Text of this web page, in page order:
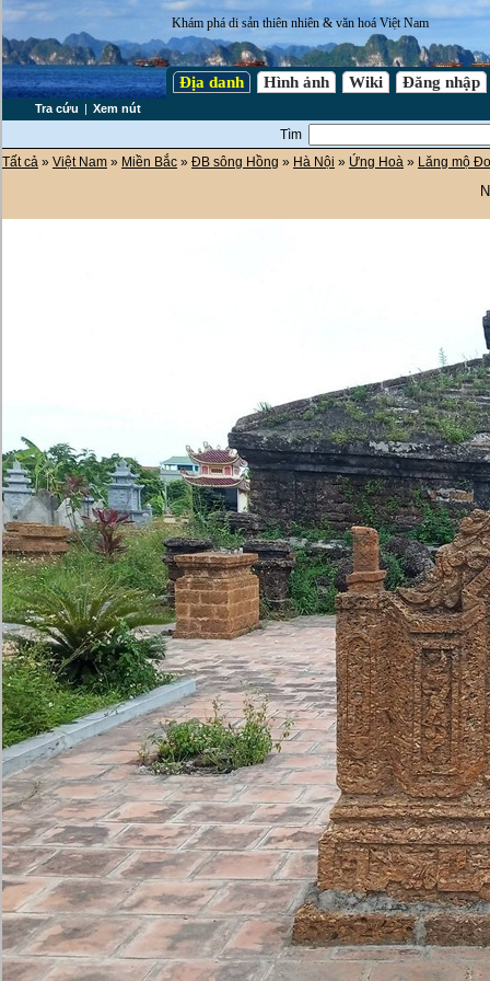
Khám phá di sản thiên nhiên & văn hoá Việt Nam
Địa danh Hình ảnh Wiki Đăng nhập
Tra cứu | Xem nút
Tìm
Tất cả » Việt Nam » Miền Bắc » ĐB sông Hồng » Hà Nội » Ứng Hoà » Lăng mộ